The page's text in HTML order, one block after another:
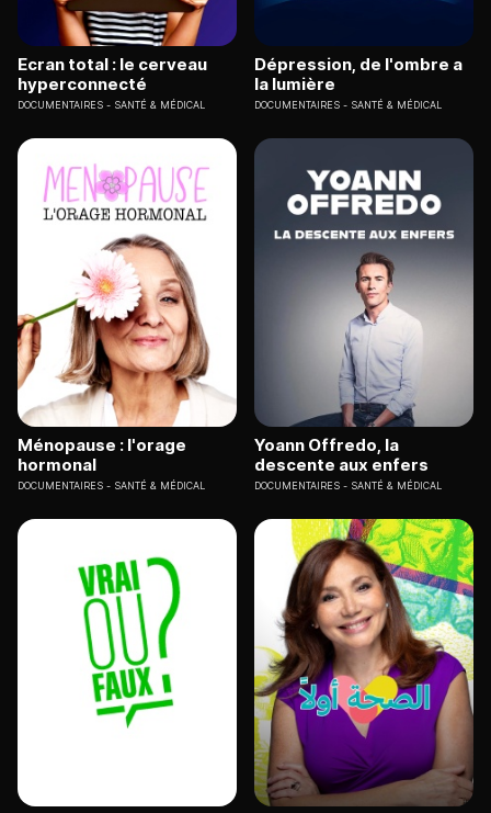
Ecran total : le cerveau
hyperconnecté
DOCUMENTAIRES SANTÉ & MÉDICAL
Dépression, de l'ombre a
la lumière
DOCUMENTAIRES SANTÉ & MÉDICAL
Ménopause : l'orage
hormonal
DOCUMENTAIRES SANTÉ & MÉDICAL
Yoann Offredo, la
descente aux enfers
DOCUMENTAIRES SANTÉ & MÉDICAL